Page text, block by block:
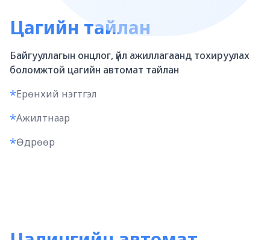
Цагийн тайлан
Байгууллагын онцлог, үйл ажиллагаанд тохируулах
боломжтой цагийн автомат тайлан
*Ерөнхий нэгтгэл
*Ажилтнаар
*Өдрөөр